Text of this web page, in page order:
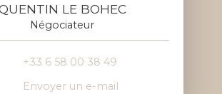
LE BOHEC
Négociateur
+33 6 58 00 38 49
Envoyer un e-mail